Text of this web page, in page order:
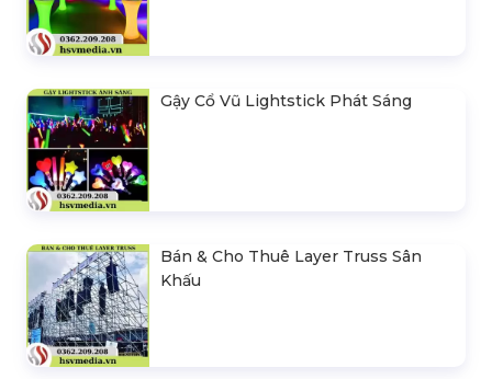
Gậy Cổ Vũ Lightstick Phát Sáng
Bán & Cho Thuê Layer Truss Sân
Khấu